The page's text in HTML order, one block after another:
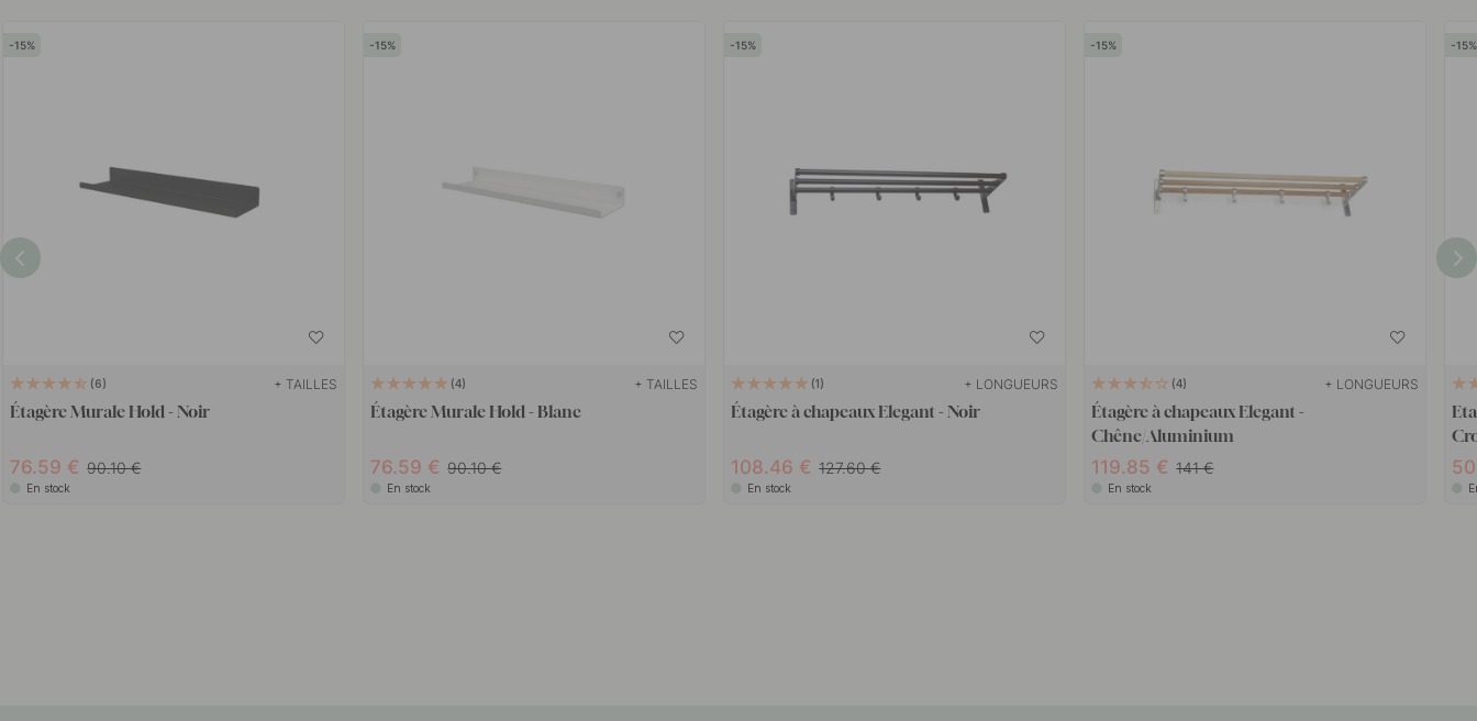
15
6 + TAILLES
Étagère Murale Hold - Noir
76.59 90.10
En stock
15
4 + TAILLES
Étagère Murale Hold - Blanc
76.59 90.10
En stock
15
1 + LONGUEURS
Étagère à chapeaux Elegant - Noir
108.46 127.60
En stock
15
4 + LONGUEURS
Étagère à chapeaux Elegant -
Chêne/Aluminium
119.85 141
En stock
15